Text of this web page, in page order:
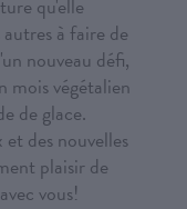
qu'elle
à faire de
nouveau défi,
mois végétalien
de glace.
des nouvelles
plaisir de
vous!